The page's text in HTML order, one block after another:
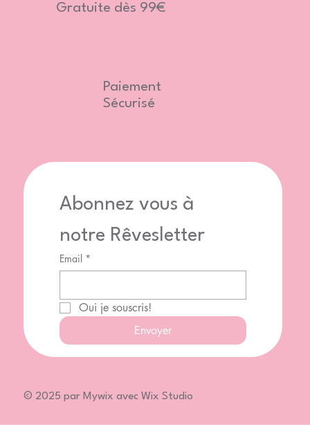
Abonnez vous à
notre Rêvesletter
Email *
Oui je souscris!
Envoyer
Gratuite dès 99€
Paiement
Sécurisé
© 2025 par Mywix avec Wix Studio